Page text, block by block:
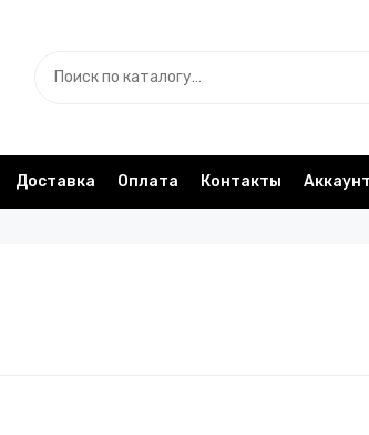
Доставка Оплата Контакты Аккаунт